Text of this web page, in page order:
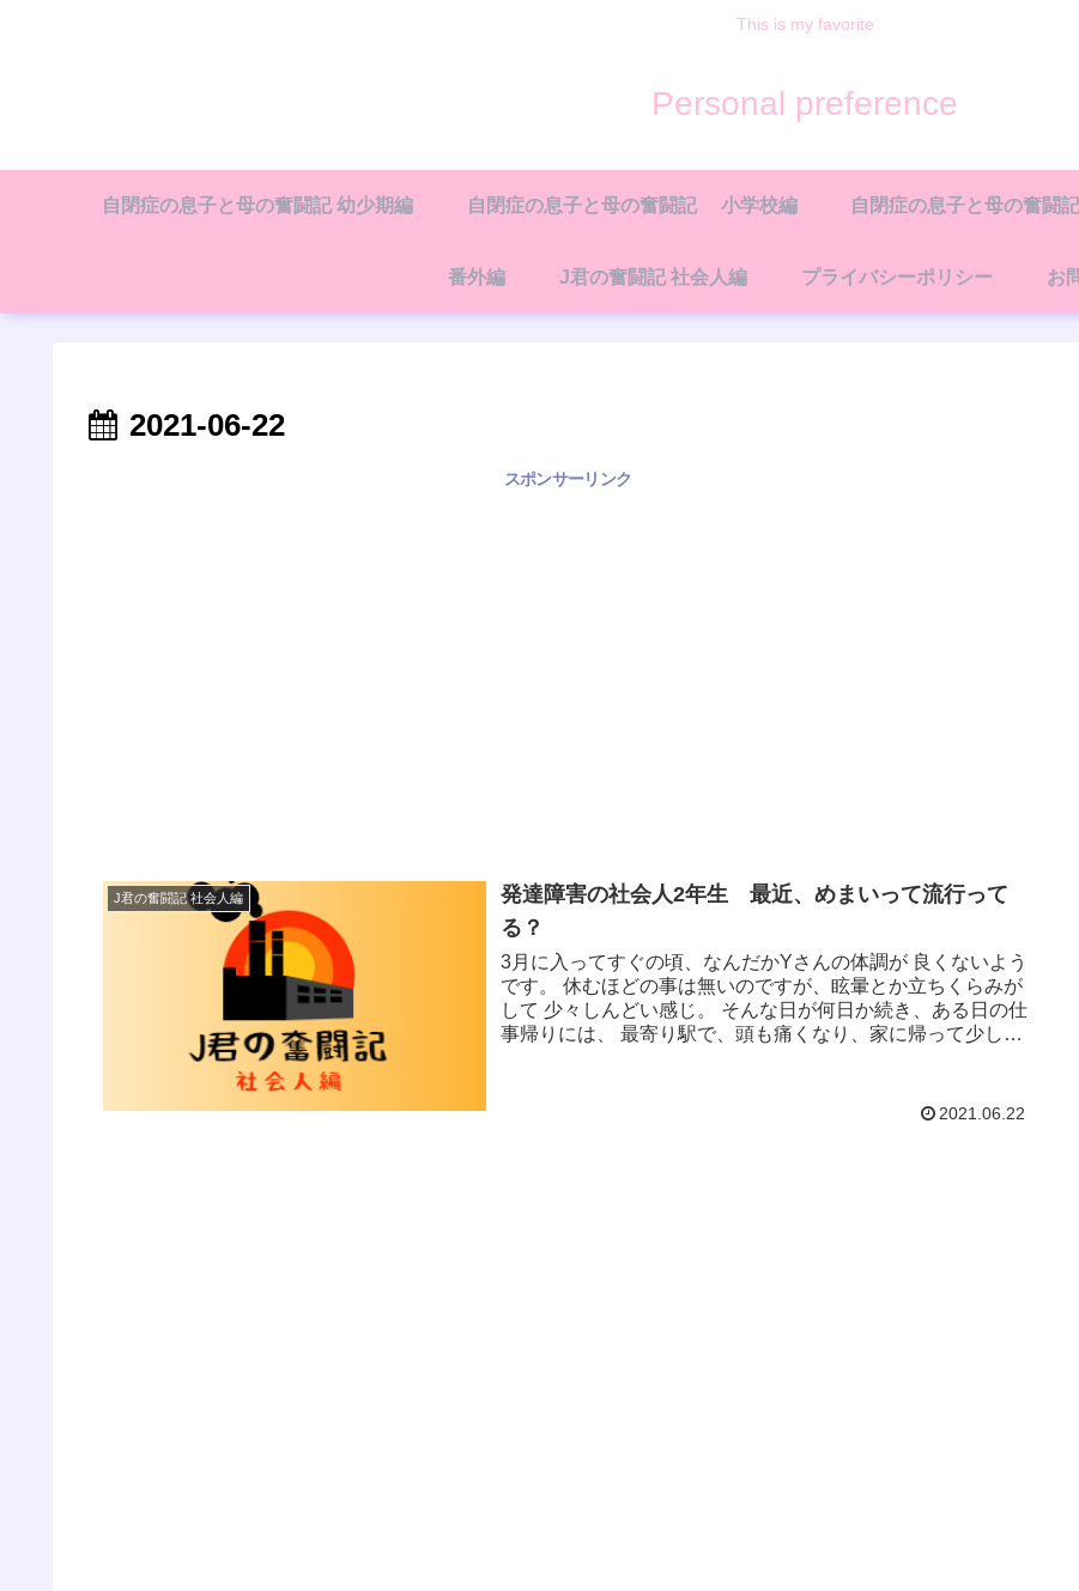
This is my favorite
Personal preference
自閉症の息子と母の奮闘記 幼少期編 自閉症の息子と母の奮闘記 小学校編 自閉症の息子と母の奮闘
番外編 J君の奮闘記 社会人編 プライバシーポリシー お
2021-06-22
スポンサーリンク
J君の奮闘記 社会人編
発達障害の社会人2年生 最近、めまいって流行って
る？
3月に入ってすぐの頃、なんだかYさんの体調が 良くないよう
です。 休むほどの事は無いのですが、眩暈とか立ちくらみが
して 少々しんどい感じ。 そんな日が何日か続き、ある日の仕
事帰りには、 最寄り駅で、頭も痛くなり、家に帰って少しの
2021.06.22